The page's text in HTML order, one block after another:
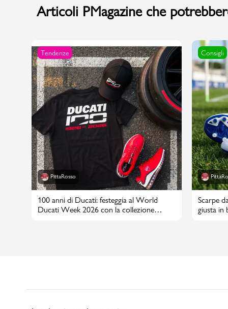
Articoli PMagazine che
Tendenze
PittaRosso
100 anni di Ducati: festeggia al World
Ducati Week 2026 con la collezione
Consigli
Scarpe
giusta in